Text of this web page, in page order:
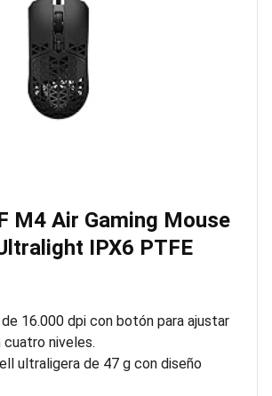
M4 Air Gaming Mouse
IPX6 PTFE
16.000 dpi con botón para ajustar
cuatro niveles.
ultraligera de 47 g con diseño